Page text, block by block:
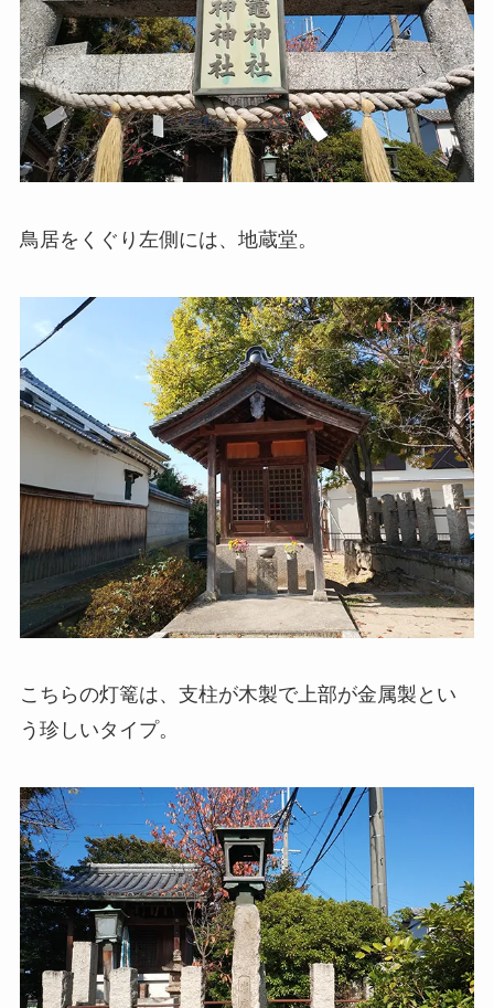
鳥居をくぐり左側には、地蔵堂。
こちらの灯篭は、支柱が木製で上部が金属製とい
う珍しいタイプ。